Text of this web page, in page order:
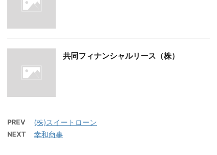
共同フィナンシャルリース（株）
PREV (株)スイートローン
NEXT 幸和商事